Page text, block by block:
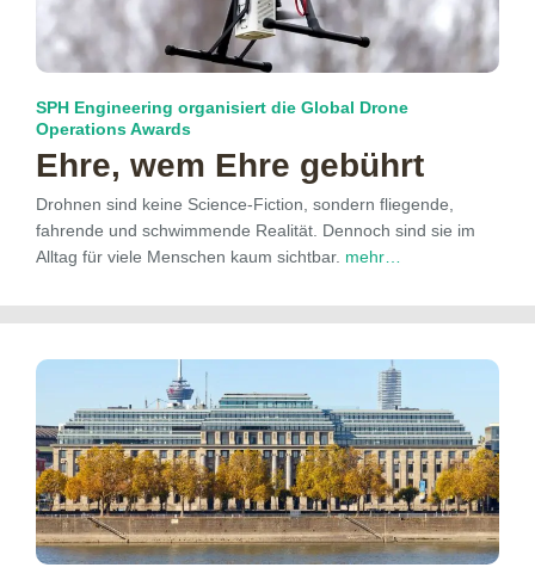
SPH Engineering organisiert die Global Drone
Operations Awards
Ehre, wem Ehre gebührt
Drohnen sind keine Science-Fiction, sondern fliegende,
fahrende und schwimmende Realität. Dennoch sind sie im
Alltag für viele Menschen kaum sichtbar. mehr…